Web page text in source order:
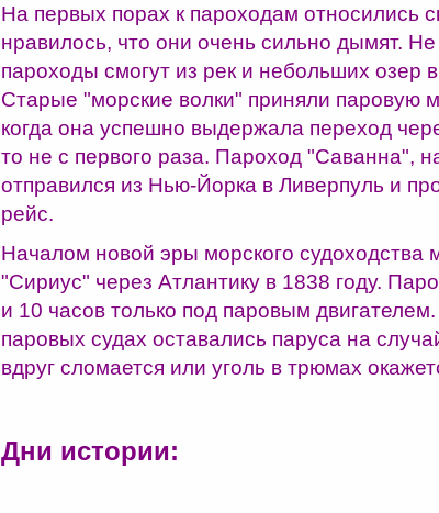
На первых порах к пароходам относились
нравилось, что они очень сильно дымят.
пароходы смогут из рек и небольших озер
Старые "морские волки" приняли паровую
когда она успешно выдержала переход
то не с первого раза. Пароход "Саванна",
отправился из Нью-Йорка в Ливерпуль и
рейс.
Началом новой эры морского судоходства
"Сириус" через Атлантику в 1838 году.
и 10 часов только под паровым
паровых судах оставались паруса на
вдруг сломается или уголь в трюмах
Дни истории: